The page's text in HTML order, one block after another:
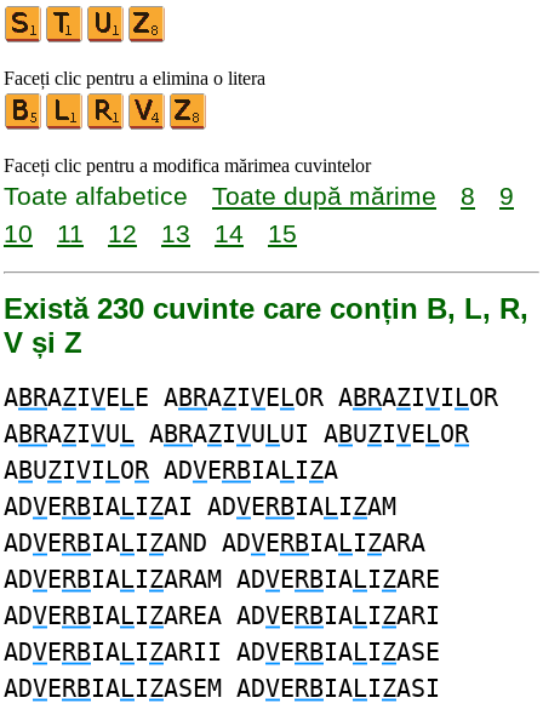
Faceți clic pentru a elimina o litera
Faceți clic pentru a modifica mărimea cuvintelor
Toate alfabetice Toate după mărime 8
9
10
11 12 13 14 15
Există 230 cuvinte care conțin B, L, R,
V și Z
ABRAZIVELE ABRAZIVELOR ABRAZIVILOR
ABRAZIVUL ABRAZIVULUI ABUZIVELOR
ABUZIVILOR ADVERBIALIZA
ADVERBIALIZAI ADVERBIALIZAM
ADVERBIALIZAND ADVERBIALIZARA
ADVERBIALIZARAM ADVERBIALIZARE
ADVERBIALIZAREA ADVERBIALIZARI
ADVERBIALIZARII ADVERBIALIZASE
ADVERBIALIZASEM ADVERBIALIZASI